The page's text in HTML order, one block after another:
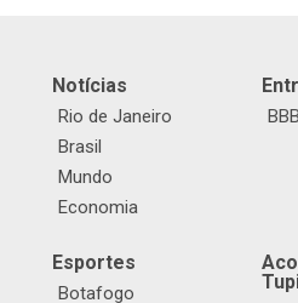
Notícias
Rio de Janeiro
Brasil
Mundo
Economia
Esportes
Botafogo